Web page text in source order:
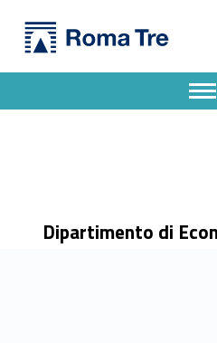
S.PR.IN.T., il progetto di alta formazione per il turismo del futuro - Dipartimento di Economia Aziendale
Dipartimento di
Apri
Header info sidebar